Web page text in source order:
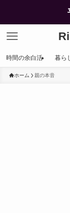
時間の余白活 暮ら
ホーム 親の本音